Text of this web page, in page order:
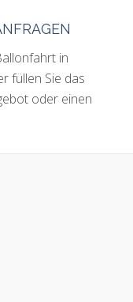
in
füllen Sie das
oder einen